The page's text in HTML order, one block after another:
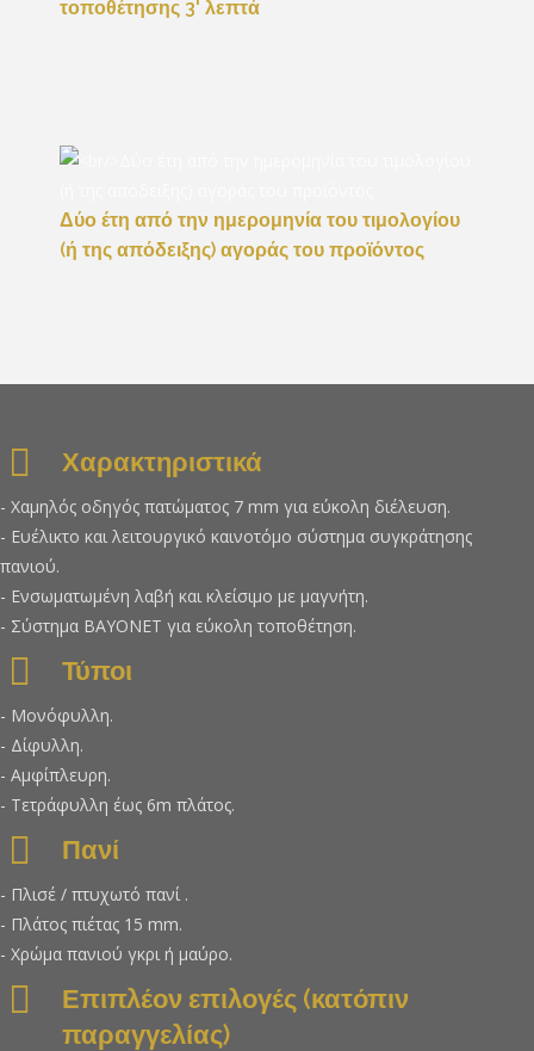
τοποθέτησης 3' λεπτά
Δύο έτη από την ημερομηνία του τιμολογίου
(ή της απόδειξης) αγοράς του προϊόντος
Χαρακτηριστικά
- Χαμηλός οδηγός πατώματος 7 mm για εύκολη διέλευση.
- Ευέλικτο και λειτουργικό καινοτόμο σύστημα συγκράτησης
πανιού.
- Ενσωματωμένη λαβή και κλείσιμο με μαγνήτη.
- Σύστημα BAYONET για εύκολη τοποθέτηση.
Τύποι
- Μονόφυλλη.
- Δίφυλλη.
- Αμφίπλευρη.
- Τετράφυλλη έως 6m πλάτος.
Πανί
- Πλισέ / πτυχωτό πανί .
- Πλάτος πιέτας 15 mm.
- Χρώμα πανιού γκρι ή μαύρο.
Επιπλέον επιλογές (κατόπιν
παραγγελίας)